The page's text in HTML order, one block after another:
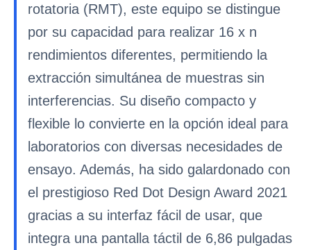
rotatoria (RMT), este equipo se distingue
por su capacidad para realizar 16 x n
rendimientos diferentes, permitiendo la
extracción simultánea de muestras sin
interferencias. Su diseño compacto y
flexible lo convierte en la opción ideal para
laboratorios con diversas necesidades de
ensayo. Además, ha sido galardonado con
el prestigioso Red Dot Design Award 2021
gracias a su interfaz fácil de usar, que
integra una pantalla táctil de 6,86 pulgadas